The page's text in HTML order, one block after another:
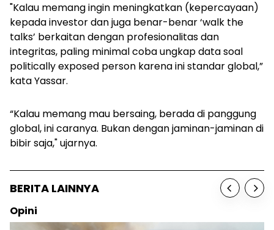
"Kalau memang ingin meningkatkan (kepercayaan)
kepada investor dan juga benar-benar ‘walk the
talks’ berkaitan dengan profesionalitas dan
integritas, paling minimal coba ungkap data soal
politically exposed person karena ini standar global,”
kata Yassar.
“Kalau memang mau bersaing, berada di panggung
global, ini caranya. Bukan dengan jaminan-jaminan di
bibir saja," ujarnya.
BERITA LAINNYA
Opini